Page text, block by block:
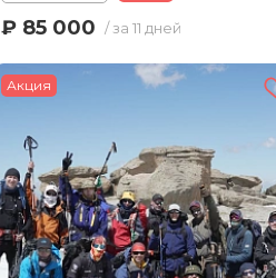
₽ 85 000 / за 11 дней
Акция